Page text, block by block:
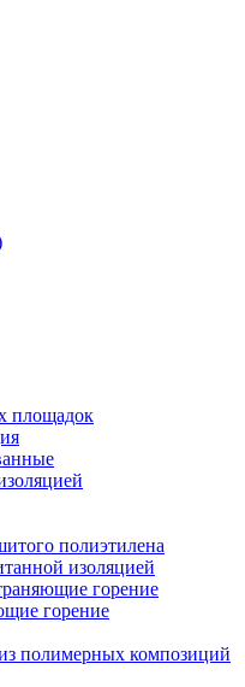
площадок
полиэтилена
изоляцией
горение
горение
полимерных композиций